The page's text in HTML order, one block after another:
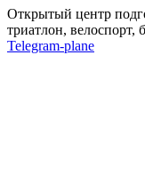
Открытый центр
триатлон, велоспорт,
Telegram-plane